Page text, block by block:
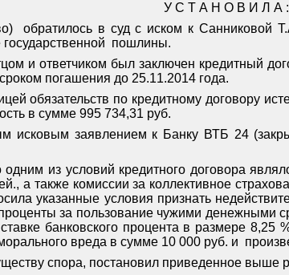
У С Т А Н О В И Л А :
обратилось в суд с иском к Санниковой
пошлины.
и ответчиком был заключен кредитный
погашения до 25.11.2014 года.
обязательств по кредитному договору
в сумме 995 734,31 руб.
исковым заявлением к Банку ВТБ 24
одним из условий кредитного договора
а также комиссии за коллективное
указанные условия признать
за пользование чужими денежными
банковского процента в размере
вреда в сумме 10 000 руб. и
спора, постановил приведенное выше